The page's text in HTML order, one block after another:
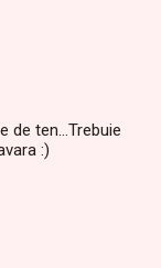
de ten...Trebuie
:)